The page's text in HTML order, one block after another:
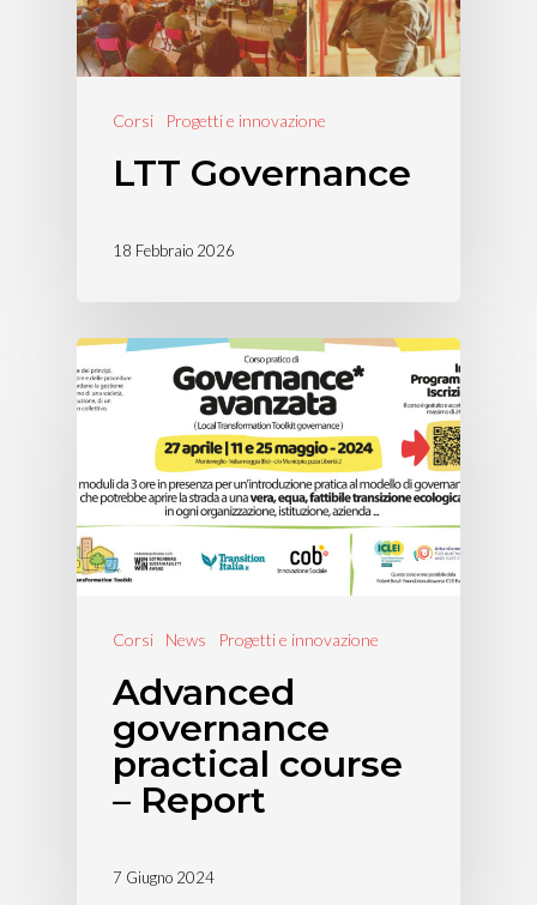
Corsi Progetti e innovazione
LTT Governance
18 Febbraio 2026
Corsi News Progetti e innovazione
Advanced
governance
practical course
– Report
7 Giugno 2024